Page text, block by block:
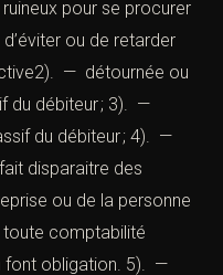
l’encontre d’une
ou
libérale (article
2 du Code de